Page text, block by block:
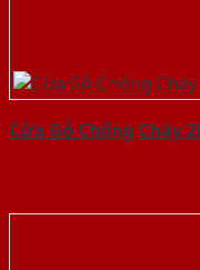
Cửa Gỗ Chống Cháy